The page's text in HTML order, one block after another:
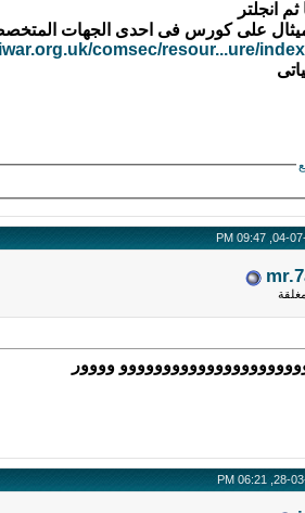
انجلتر
على كورس فى احدى الجهات
comsec/resour...ure/
وووور